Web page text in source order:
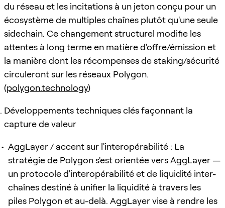
du réseau et les incitations à un jeton conçu pour un
écosystème de multiples chaînes plutôt qu'une seule
sidechain. Ce changement structurel modifie les
attentes à long terme en matière d'offre/émission et
la manière dont les récompenses de staking/sécurité
circuleront sur les réseaux Polygon.
(polygon.technology)
Développements techniques clés façonnant la
capture de valeur
AggLayer / accent sur l'interopérabilité : La
stratégie de Polygon s'est orientée vers AggLayer —
un protocole d'interopérabilité et de liquidité inter-
chaînes destiné à unifier la liquidité à travers les
piles Polygon et au-delà. AggLayer vise à rendre les